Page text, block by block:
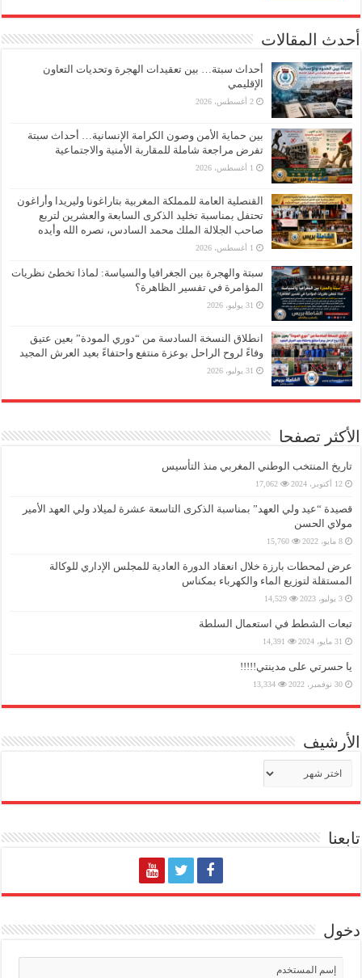
أحدث المقالات
أحداث سبتة… بين تعقيدات الهجرة وتحديات التعاون
الإقليمي
2 أغسطس، 2026
بين حماية الأمن وصون الكرامة الإنسانية… أحداث سبتة
تفرض مراجعة شاملة للمقاربة الأمنية والاجتماعية
1 أغسطس، 2026
القنصلية العامة للمملكة المغربية بتاراغونا وليريدا وأراغون
تحتفل بمناسبة تخليد الذكرى السابعة والعشرين لتربع
صاحب الجلالة الملك محمد السادس، نصره الله وأيده
1 أغسطس، 2026
سبتة والهجرة بين الجغرافيا والسياسة: لماذا تخطئ نظريات
المؤامرة في تفسير الظاهرة؟
31 يوليو، 2026
انطلاق النسخة السادسة من “دوري المودة” بعين عتيق
وفاءً لروح الراحل بوعزة منتفع واحتفاءً بعيد العرش المجيد
31 يوليو، 2026
الأكثر تصفحا
تاريخ المنتخب الوطني المغربي منذ التأسيس
12 أكتوبر، 2024 17,062
قصيدة “عيد ولي العهد” بمناسبة الذكرى التاسعة عشرة لميلاد ولي العهد الأمير
مولاي الحسن
8 مايو، 2022 15,760
عرض لمحطات بارزة خلال انعقاد الدورة العادية للمجلس الإداري للوكالة
المستقلة لتوزيع الماء والكهرباء بمكناس
3 يوليو، 2023 14,529
تبعات الشطط في استعمال السلطة
31 مايو، 2024 14,391
يا حسرتي على مدينتي!!!!!
30 نوفمبر، 2022 13,334
الأرشيف
تابعنا
دخول